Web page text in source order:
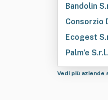
Bandolin
Consorzio
Ecogest
Palm'e
Vedi più aziende